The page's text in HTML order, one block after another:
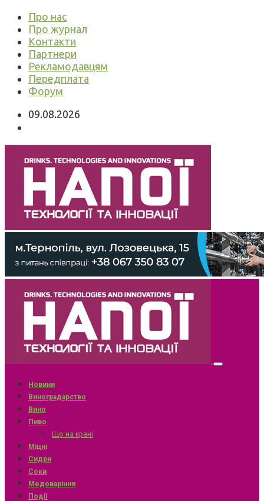
Про нас
Про журнал
Контакти
Партнери
Рекламодавцям
Передплата
Форум
09.08.2026
Новини
Виноградарство
Вино
Пиво
Що на крані
Міцні
Сидри
Соки
Медоваріння
Події